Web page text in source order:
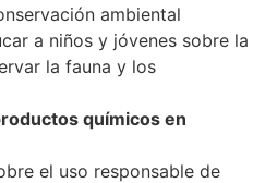
ambiental
a niños y jóvenes sobre la
la fauna y los
químicos en
el uso responsable de